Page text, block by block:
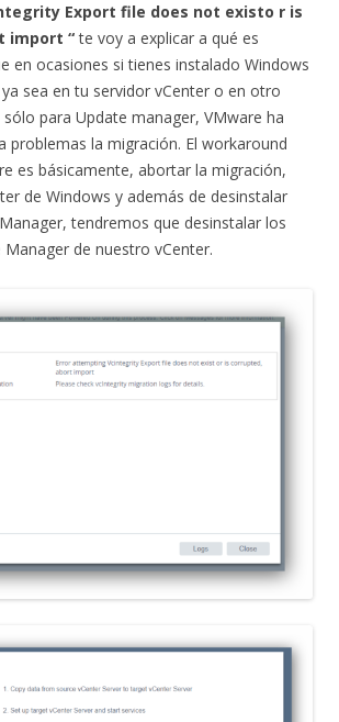
Export file does not existo r is
import “te voy a explicar a qué es
en ocasiones si tienes instalado Windows
sea en tu servidor vCenter o en otro
para Update manager, VMware ha
problemas la migración. El workaround
es básicamente, abortar la migración,
de Windows y además de desinstalar
tendremos que desinstalar los
de nuestro vCenter.